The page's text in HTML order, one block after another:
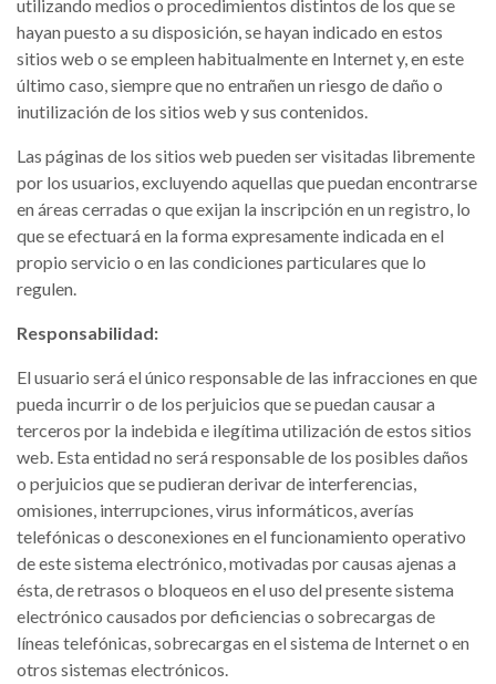
utilizando medios o procedimientos distintos de los que se
hayan puesto a su disposición, se hayan indicado en estos
sitios web o se empleen habitualmente en Internet y, en este
último caso, siempre que no entrañen un riesgo de daño o
inutilización de los sitios web y sus contenidos.
Las páginas de los sitios web pueden ser visitadas libremente
por los usuarios, excluyendo aquellas que puedan encontrarse
en áreas cerradas o que exijan la inscripción en un registro, lo
que se efectuará en la forma expresamente indicada en el
propio servicio o en las condiciones particulares que lo
regulen.
Responsabilidad:
El usuario será el único responsable de las infracciones en que
pueda incurrir o de los perjuicios que se puedan causar a
terceros por la indebida e ilegítima utilización de estos sitios
web. Esta entidad no será responsable de los posibles daños
o perjuicios que se pudieran derivar de interferencias,
omisiones, interrupciones, virus informáticos, averías
telefónicas o desconexiones en el funcionamiento operativo
de este sistema electrónico, motivadas por causas ajenas a
ésta, de retrasos o bloqueos en el uso del presente sistema
electrónico causados por deficiencias o sobrecargas de
líneas telefónicas, sobrecargas en el sistema de Internet o en
otros sistemas electrónicos.